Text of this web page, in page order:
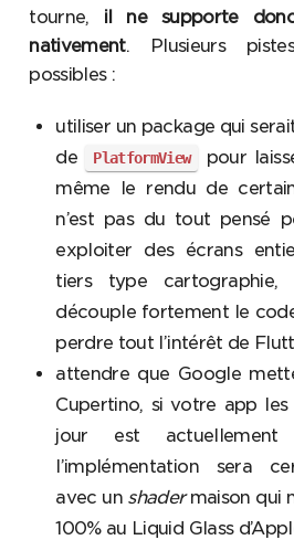
tourne, il ne supporte
nativement. Plusieurs
possibles :
utiliser un package qui
de
PlatformView
pour
même le rendu de
n’est pas du tout pensé
exploiter des écrans
tiers type
découple fortement le
perdre tout l’intérêt de
attendre que Google
Cupertino, si votre app
jour est
l’implémentation sera
avec un shadermaison qui
100% au Liquid Glass